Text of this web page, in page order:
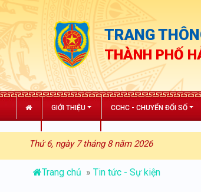
TRANG
THÀNH PHỐ
GIỚI THIỆU CCHC - CHUYỂN ĐỔI SỐ
Thứ 6, ngày 7 tháng 8 năm 2026
Trang chủ »Tin tức - Sự kiện